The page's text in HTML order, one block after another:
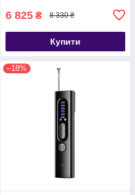
6 825 ₴ 8 330 ₴
Купити
–18%